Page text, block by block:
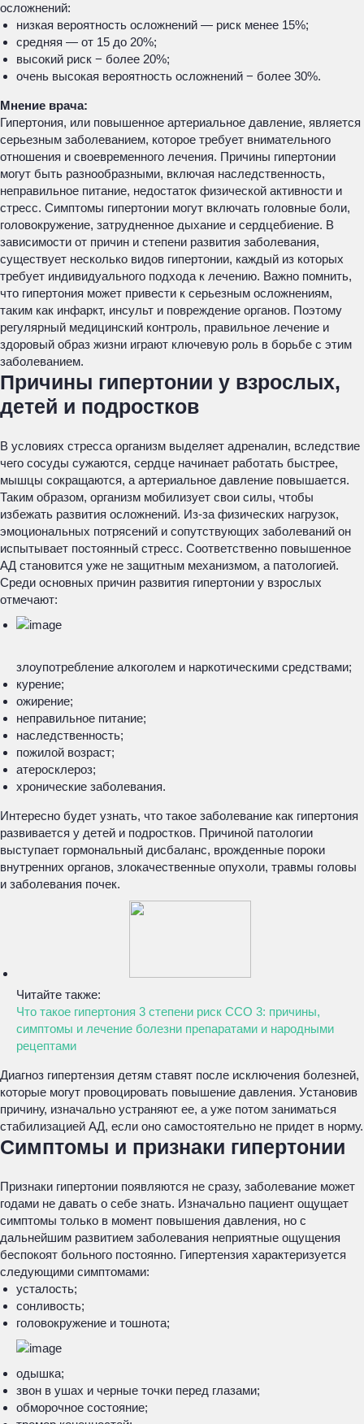
осложнений:
низкая вероятность осложнений — риск менее 15%;
средняя — от 15 до 20%;
высокий риск − более 20%;
очень высокая вероятность осложнений − более 30%.
Мнение врача:
Гипертония, или повышенное артериальное давление, является
серьезным заболеванием, которое требует внимательного
отношения и своевременного лечения. Причины гипертонии
могут быть разнообразными, включая наследственность,
неправильное питание, недостаток физической активности и
стресс. Симптомы гипертонии могут включать головные боли,
головокружение, затрудненное дыхание и сердцебиение. В
зависимости от причин и степени развития заболевания,
существует несколько видов гипертонии, каждый из которых
требует индивидуального подхода к лечению. Важно помнить,
что гипертония может привести к серьезным осложнениям,
таким как инфаркт, инсульт и повреждение органов. Поэтому
регулярный медицинский контроль, правильное лечение и
здоровый образ жизни играют ключевую роль в борьбе с этим
заболеванием.
Причины гипертонии у взрослых,
детей и подростков
В условиях стресса организм выделяет адреналин, вследствие
чего сосуды сужаются, сердце начинает работать быстрее,
мышцы сокращаются, а артериальное давление повышается.
Таким образом, организм мобилизует свои силы, чтобы
избежать развития осложнений. Из-за физических нагрузок,
эмоциональных потрясений и сопутствующих заболеваний он
испытывает постоянный стресс. Соответственно повышенное
АД становится уже не защитным механизмом, а патологией.
Среди основных причин развития гипертонии у взрослых
отмечают:
злоупотребление алкоголем и наркотическими средствами;
курение;
ожирение;
неправильное питание;
наследственность;
пожилой возраст;
атеросклероз;
хронические заболевания.
Интересно будет узнать, что такое заболевание как гипертония
развивается у детей и подростков. Причиной патологии
выступает гормональный дисбаланс, врожденные пороки
внутренних органов, злокачественные опухоли, травмы головы
и заболевания почек.
Читайте также:
Что такое гипертония 3 степени риск ССО 3: причины,
симптомы и лечение болезни препаратами и народными
рецептами
Диагноз гипертензия детям ставят после исключения болезней,
которые могут провоцировать повышение давления. Установив
причину, изначально устраняют ее, а уже потом заниматься
стабилизацией АД, если оно самостоятельно не придет в норму.
Симптомы и признаки гипертонии
Признаки гипертонии появляются не сразу, заболевание может
годами не давать о себе знать. Изначально пациент ощущает
симптомы только в момент повышения давления, но с
дальнейшим развитием заболевания неприятные ощущения
беспокоят больного постоянно. Гипертензия характеризуется
следующими симптомами:
усталость;
сонливость;
головокружение и тошнота;
одышка;
звон в ушах и черные точки перед глазами;
обморочное состояние;